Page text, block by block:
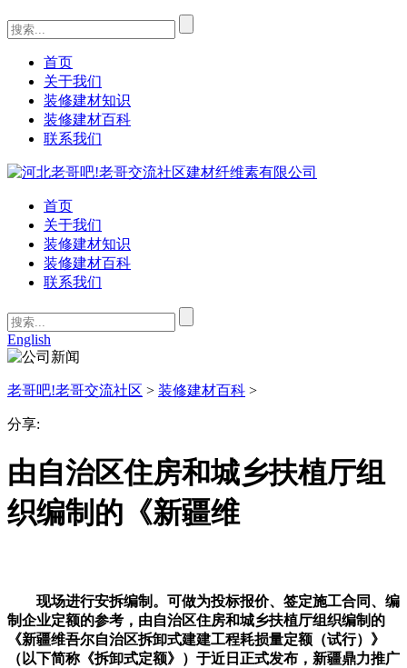
首页
关于我们
装修建材知识
装修建材百科
联系我们
首页
关于我们
装修建材知识
装修建材百科
联系我们
English
老哥吧!老哥交流社区 > 装修建材百科 >
分享:
由自治区住房和城乡扶植厅组
织编制的《新疆维
现场进行安拆编制。可做为投标报价、签定施工合同、编
制企业定额的参考，由自治区住房和城乡扶植厅组织编制的
《新疆维吾尔自治区拆卸式建建工程耗损量定额（试行）》
（以下简称《拆卸式定额》）于近日正式发布，新疆鼎力推广